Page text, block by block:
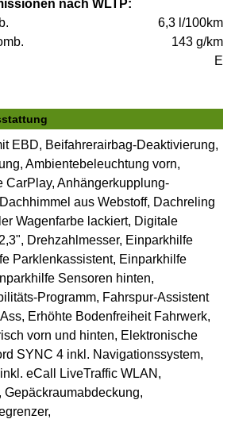
nach WLTP:
6,3 l/100km
143 g/km
E
EBD, Beifahrerairbag-Deaktivierung,
Ambientebeleuchtung vorn,
CarPlay, Anhängerkupplung-
aus Webstoff, Dachreling
Wagenfarbe lackiert, Digitale
Drehzahlmesser, Einparkhilfe
Parklenkassistent, Einparkhilfe
Sensoren hinten,
Programm, Fahrspur-Assistent
Erhöhte Bodenfreiheit Fahrwerk,
vorn und hinten, Elektronische
SYNC 4 inkl. Navigationssystem,
eCall LiveTraffic WLAN,
Gepäckraumabdeckung,